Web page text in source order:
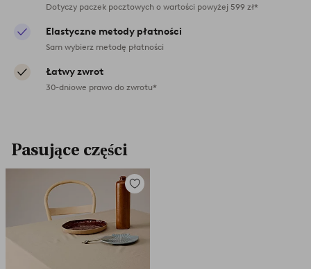
Dotyczy paczek pocztowych o wartości powyżej 599 zł*
Elastyczne metody płatności
Sam wybierz metodę płatności
Łatwy zwrot
30-dniowe prawo do zwrotu*
Pasujące części
Dodaj